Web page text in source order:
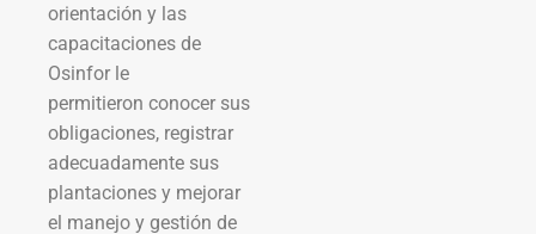
orientación y las
capacitaciones de
Osinfor le
permitieron conocer sus
obligaciones, registrar
adecuadamente sus
plantaciones y mejorar
el manejo y gestión de